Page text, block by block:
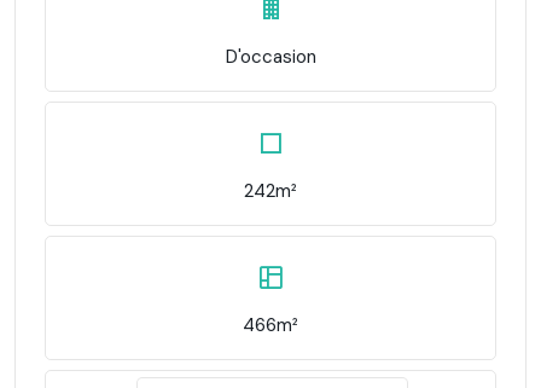
D'occasion
242m²
466m²